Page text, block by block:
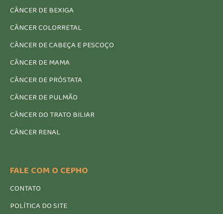
CÂNCER DE BEXIGA
CÂNCER COLORRETAL
CÂNCER DE CABEÇA E PESCOÇO
CÂNCER DE MAMA
CÂNCER DE PRÓSTATA
CÂNCER DE PULMÃO
CÂNCER DO TRATO BILIAR
CÂNCER RENAL
FALE COM O CEPHO
CONTATO
POLÍTICA DO SITE